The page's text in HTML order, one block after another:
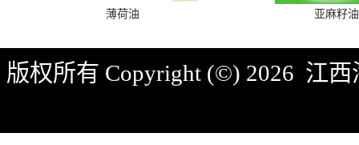
薄荷油 亚麻籽
版权所有 Copyright (©) 2026 江西